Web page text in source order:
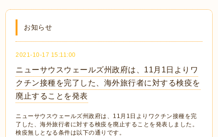
お知らせ
2021-10-17 15:11:00
ニューサウスウェールズ州政府は、11月1日よりワ
クチン接種を完了した、海外旅行者に対する検疫を
廃止することを発表
ニューサウスウェールズ州政府は、11月1日よりワクチン接種を完
了した、海外旅行者に対する検疫を廃止することを発表しました。
検疫無しとなる条件は以下の通りです。